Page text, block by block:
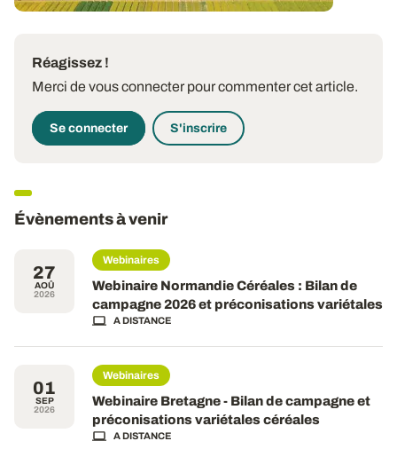
Réagissez !
Merci de vous connecter pour commenter cet article.
Se connecter S'inscrire
Évènements à venir
27
AOÛ
2026
Webinaires
Webinaire Normandie Céréales : Bilan de
campagne 2026 et préconisations variétales
A DISTANCE
01
SEP
2026
Webinaires
Webinaire Bretagne - Bilan de campagne et
préconisations variétales céréales
A DISTANCE